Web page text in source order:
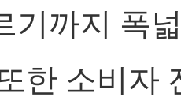
기까지 폭
한 소비자